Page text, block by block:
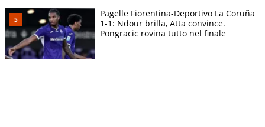
Pagelle Fiorentina-Deportivo La Coruña
1-1: Ndour brilla, Atta convince.
Pongracic rovina tutto nel finale